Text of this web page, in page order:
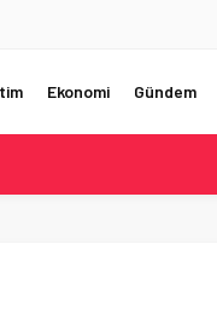
Ekonomi Gündem
OLDU